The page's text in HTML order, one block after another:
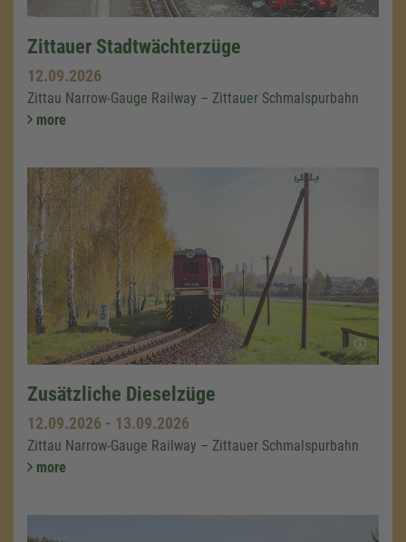
Zittauer Stadtwächterzüge
12.09.2026
Zittau Narrow-Gauge Railway – Zittauer Schmalspurbahn
more
Zusätzliche Dieselzüge
12.09.2026 - 13.09.2026
Zittau Narrow-Gauge Railway – Zittauer Schmalspurbahn
more